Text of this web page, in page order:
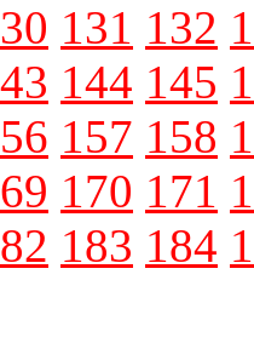
131 132
144 145
157 158
170 171
183 184